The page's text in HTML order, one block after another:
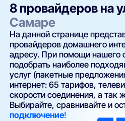
8 провайдеров на
Самаре
На данной странице
провайдеров домашнего
адресу. При помощи нашего
подобрать наиболее
услуг (пакетные
интернет: 65 тарифов,
скорости соединения, а так
Выбирайте, сравнивайте и
подключение!